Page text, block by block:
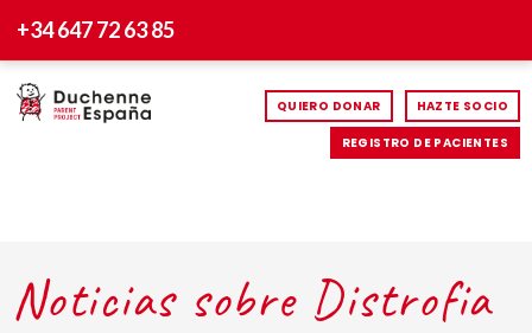
+34 647 72 63 85
QUIERO DONAR HAZTE SOCIO
REGISTRO DE PACIENTES
Noticias sobre Distrofia